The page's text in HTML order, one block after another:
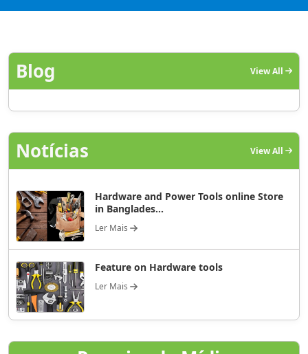
Blog View All
Notícias View All
Hardware and Power Tools online Store
in Banglades...
Ler Mais
Feature on Hardware tools
Ler Mais